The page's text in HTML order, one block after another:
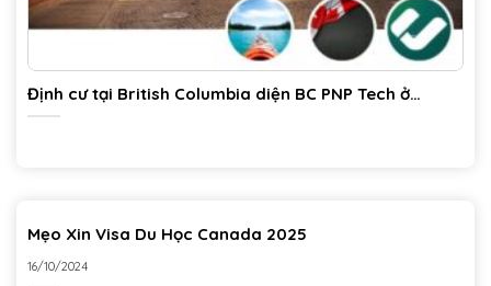
Định cư tại British Columbia diện BC PNP Tech ở
Canada
Mẹo Xin Visa Du Học Canada 2025
16/10/2024